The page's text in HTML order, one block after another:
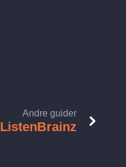
Andre guider
ListenBrainz